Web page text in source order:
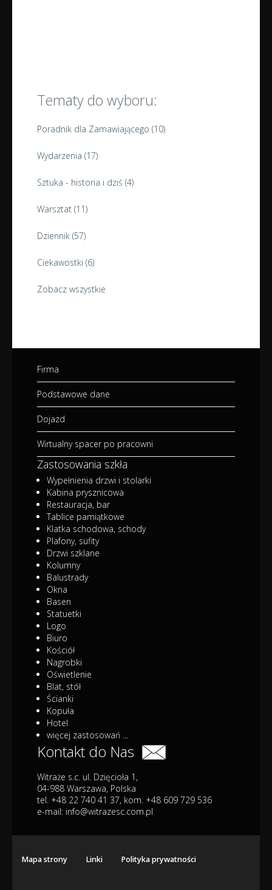
Tematy do wyboru:
Poradnik dla Zamawiającego (10)
Wydarzenia (17)
Sztuka - historia i dziś (4)
Warsztat(11)
Dziennik(57)
Ciekawostki (6)
Zobacz wszystkie
Firma
Podstawowe dane
Dojazd
Wirtualny spacer po pracowni
Zastosowania szkła
Wypełnienia drzwi i stolarki
Kabina prysznicowa
Restauracja, bar
Tablice pamiątkowe
Klatka schodowa, schody
Plafony, sufity
Drzwi szklane
Kolumny
Balustrady
Okna
Basen
Statuetki
Logo
Biuro
Kościół
Nagrobki
Oświetlenie
Blat, stół
Ścianki
Kopuła
Hotel
więcej zastosowań ...
Kontakt do Nas
Witraże s.c. ul. Dzięcioła 1,
04-988 Warszawa, Polska
tel. +48 22 740 41 37, kom. +48 609 729 536
e-mail: info@witrazesc.com.pl
Mapa strony Linki Polityka prywatności